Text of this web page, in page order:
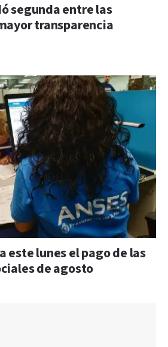
segunda entre las
transparencia
este lunes el pago de las
de agosto